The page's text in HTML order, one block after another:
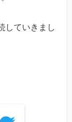
していきまし